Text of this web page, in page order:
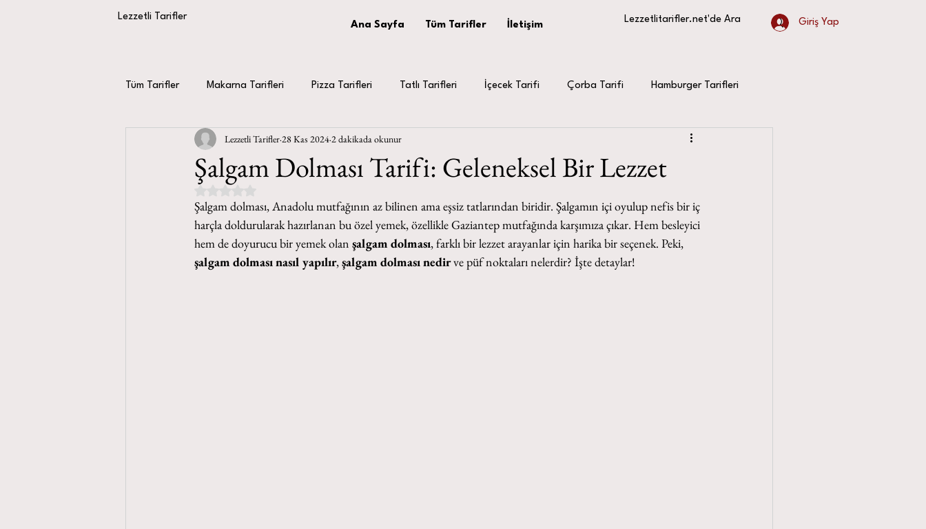
Lezzetli Tarifler
Ana Sayfa
Tüm Tarifler İletişim Giriş Yap
Tüm Tarifler Makarna Tarifleri Pizza Tarifleri Tatlı Tarifleri İçecek Tarifi Çorba Tarifi Hamburger Tarifleri
Sos Tarifleri Yılbaşı Tarifleri Dolma Tarifi
Şalgam Dolması Tarifi: Geleneksel Bir Lezzet
Lezzetli Tarifler 28 Kas 2024 2 dakikada okunur
5 üzerinden NaN yıldız
Şalgam dolması, Anadolu mutfağının az bilinen ama eşsiz tatlarından biridir. Şalgamın içi oyulup nefis bir iç
harçla doldurularak hazırlanan bu özel yemek, özellikle Gaziantep mutfağında karşımıza çıkar. Hem besleyici
hem de doyurucu bir yemek olan şalgam dolması, farklı bir lezzet arayanlar için harika bir seçenek. Peki,
şalgam dolması nasıl yapılır, şalgam dolması nedir ve püf noktaları nelerdir? İşte detaylar!